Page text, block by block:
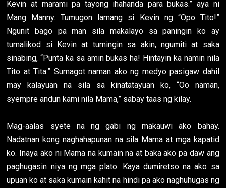
Kevin at marami pa tayong ihahanda para bukas.” aya ni
Mang Manny. Tumugon lamang si Kevin ng “Opo Tito!”
Ngunit bago pa man sila makalayo sa paningin ko ay
tumalikod si Kevin at tumingin sa akin, ngumiti at saka
sinabing, “Punta ka sa amin bukas ha! Hintayin ka namin nila
Tito at Tita.” Sumagot naman ako ng medyo pasigaw dahil
may kalayuan na sila sa kinatatayuan ko, “Oo naman,
syempre andun kami nila Mama,” sabay taas ng kilay.
Mag-aalas syete na ng gabi ng makauwi ako bahay.
Nadatnan kong naghahapunan na sila Mama at mga kapatid
ko. Inaya ako ni Mama na kumain na at baka ako pa daw ang
paghugasin niya ng mga plato. Kaya dumiretso na ako sa
upuan ko at saka kumain kahit na hindi pa ako naghuhugas ng